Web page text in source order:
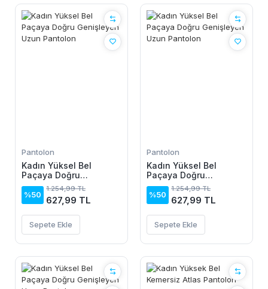
Pantolon
Kadın Yüksel Bel
Paçaya Doğru
Genişleyen Uzun
Pantolon
%50
1.254,99 TL
627,99 TL
Sepete Ekle
Pantolon
Kadın Yüksel Bel
Paçaya Doğru
Genişleyen Uzun
Pantolon
%50
1.254,99 TL
627,99 TL
Sepete Ekle